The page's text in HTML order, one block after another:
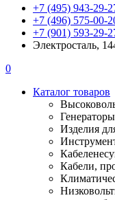
+7 (495) 943-29-
+7 (496) 575-00-
+7 (901) 593-29-
Электросталь,
0
Каталог товаров
Изделия
Кабели,